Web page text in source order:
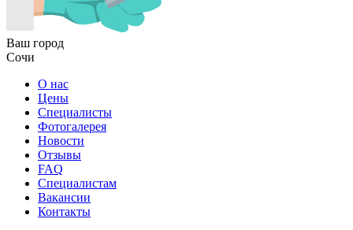
Ваш город
Сочи
О нас
Цены
Специалисты
Фотогалерея
Новости
Отзывы
FAQ
Специалистам
Вакансии
Контакты